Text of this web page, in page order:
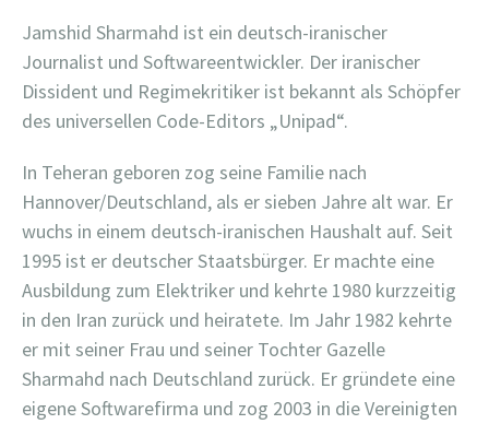
Jamshid Sharmahd ist ein deutsch-iranischer
Journalist und Softwareentwickler. Der iranischer
Dissident und Regimekritiker ist bekannt als Schöpfer
des universellen Code-Editors „Unipad“.
In Teheran geboren zog seine Familie nach
Hannover/Deutschland, als er sieben Jahre alt war. Er
wuchs in einem deutsch-iranischen Haushalt auf. Seit
1995 ist er deutscher Staatsbürger. Er machte eine
Ausbildung zum Elektriker und kehrte 1980 kurzzeitig
in den Iran zurück und heiratete. Im Jahr 1982 kehrte
er mit seiner Frau und seiner Tochter Gazelle
Sharmahd nach Deutschland zurück. Er gründete eine
eigene Softwarefirma und zog 2003 in die Vereinigten